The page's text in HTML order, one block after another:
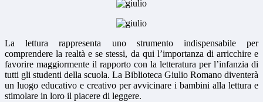
La lettura rappresenta uno strumento indispensabile per
comprendere la realtà e se stessi, da qui l’importanza di arricchire e
favorire maggiormente il rapporto con la letteratura per l’infanzia di
tutti gli studenti della scuola. La Biblioteca Giulio Romano diventerà
un luogo educativo e creativo per avvicinare i bambini alla lettura e
stimolare in loro il piacere di leggere.